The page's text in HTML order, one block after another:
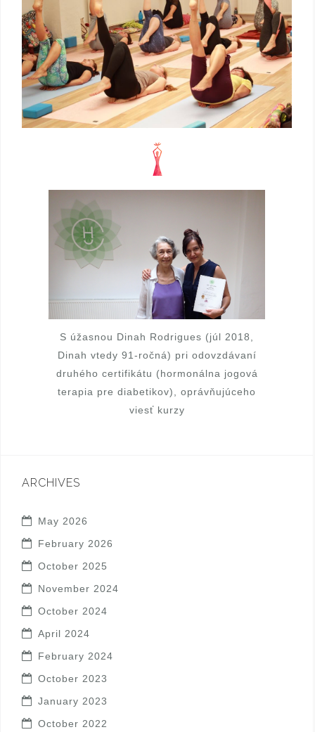
S úžasnou Dinah Rodrigues (júl 2018,
Dinah vtedy 91-ročná) pri odovzdávaní
druhého certifikátu (hormonálna jogová
terapia pre diabetikov), oprávňujúceho
viesť kurzy
ARCHIVES
May 2026
February 2026
October 2025
November 2024
October 2024
April 2024
February 2024
October 2023
January 2023
October 2022